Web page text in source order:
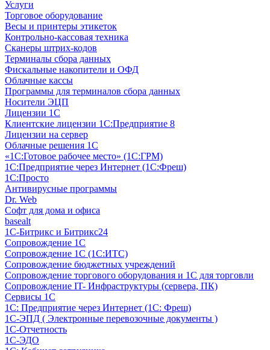
Услуги
Торговое оборудование
Весы и принтеры этикеток
Контрольно-кассовая техника
Сканеры штрих-кодов
Терминалы сбора данных
Фискальные накопители и ОФД
Облачные кассы
Программы для терминалов сбора данных
Носители ЭЦП
Лицензии 1С
Клиентские лицензии 1С:Предприятие 8
Лицензии на сервер
Облачные решения 1С
«1C:Готовое рабочее место» (1С:ГРМ)
1С:Предприятие через Интернет (1С:Фреш)
1С:Просто
Антивирусные программы
Dr. Web
Софт для дома и офиса
basealt
1С-Битрикс и Битрикс24
Сопровождение 1С
Сопровождение 1С (1С:ИТС)
Сопровождение бюджетных учреждений
Сопровождение торгового оборудования и 1С для торговли
Сопровождение IT- Инфраструктуры (сервера, ПК)
Сервисы 1С
1С: Предприятие через Интернет (1С: Фреш)
1С-ЭПД ( Электронные перевозочные документы )
1С-Отчетность
1С-ЭДО